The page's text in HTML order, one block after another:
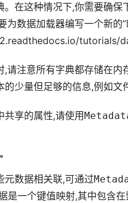
。在这种情况下,你需要确保
为数据加载器编写一个新的
tutorials/
,请注意所有字典都存储在
少量但足够的信息,例如文
共享的属性,请使用
元数据相关联,可通过
是一个键值映射,其中包含